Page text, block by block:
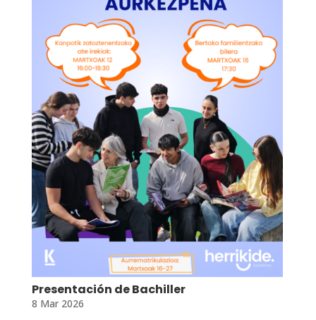
Presentación de Bachiller
8 Mar 2026